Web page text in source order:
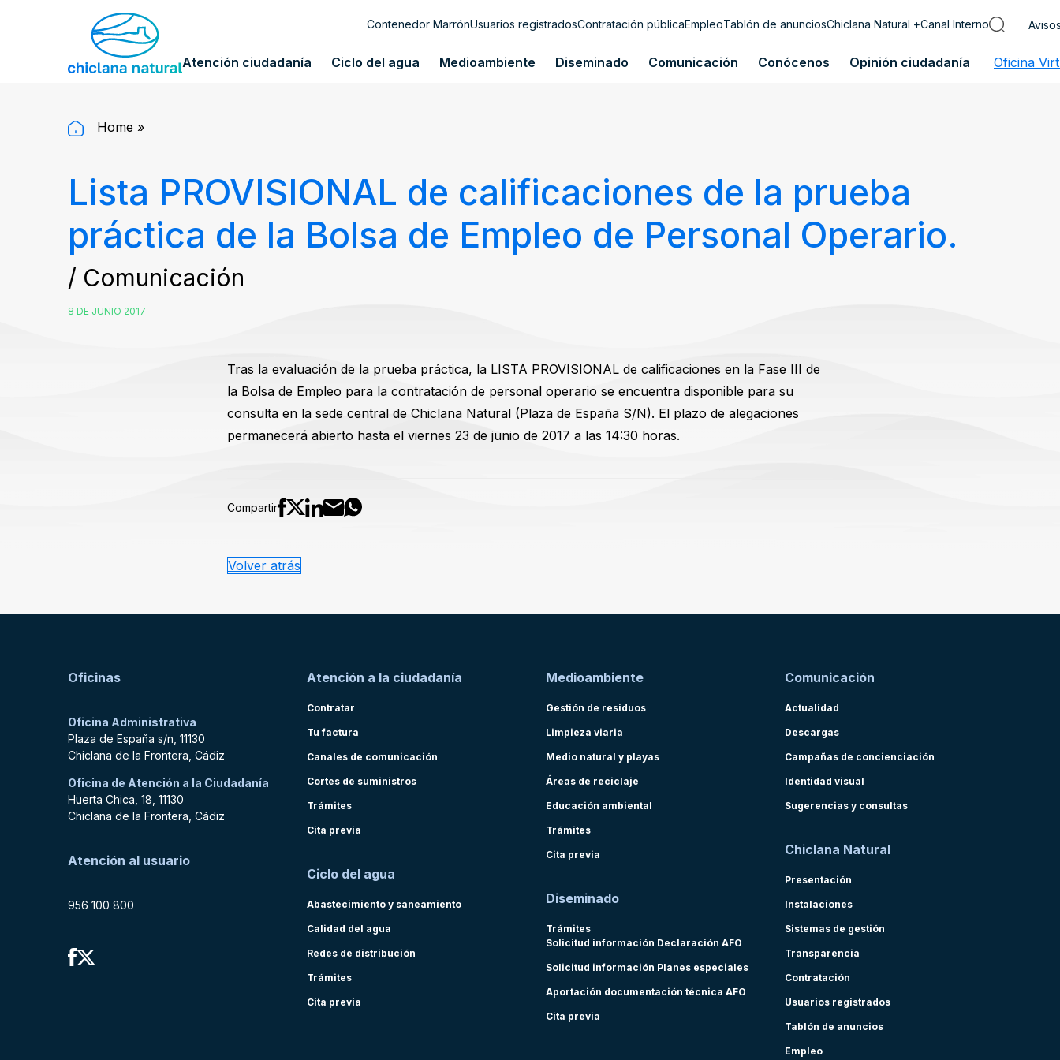
Contenedor MarrónUsuarios registradosContratación públicaEmpleoTablón de anunciosChiclana Natural +Canal Interno
Atención ciudadanía Ciclo del agua Medioambiente Diseminado Comunicación Conócenos Opinión ciudadanía Oficina
Home »
Lista PROVISIONAL de calificaciones de la prueba
práctica de la Bolsa de Empleo de Personal Operario.
/ Comunicación
8 DE JUNIO 2017
Tras la evaluación de la prueba práctica, la LISTA PROVISIONAL de calificaciones en la Fase III de
la Bolsa de Empleo para la contratación de personal operario se encuentra disponible para su
consulta en la sede central de Chiclana Natural (Plaza de España S/N). El plazo de alegaciones
permanecerá abierto hasta el viernes 23 de junio de 2017 a las 14:30 horas.
Compartir
Volver atrás
Oficinas
Oficina Administrativa
Plaza de España s/n, 11130
Chiclana de la Frontera, Cádiz
Oficina de Atención a la Ciudadanía
Huerta Chica, 18, 11130
Chiclana de la Frontera, Cádiz
Atención al usuario
956 100 800
Atención a la ciudadanía
Contratar
Tu factura
Canales de comunicación
Cortes de suministros
Trámites
Cita previa
Ciclo del agua
Abastecimiento y saneamiento
Calidad del agua
Redes de distribución
Trámites
Cita previa
Medioambiente
Gestión de residuos
Limpieza viaria
Medio natural y playas
Áreas de reciclaje
Educación ambiental
Trámites
Cita previa
Diseminado
Trámites
Solicitud información Declaración AFO
Solicitud información Planes especiales
Aportación documentación técnica AFO
Cita previa
Comunicación
Actualidad
Descargas
Campañas de concienciación
Identidad visual
Sugerencias y consultas
Chiclana Natural
Presentación
Instalaciones
Sistemas de gestión
Transparencia
Contratación
Usuarios registrados
Tablón de anuncios
Empleo